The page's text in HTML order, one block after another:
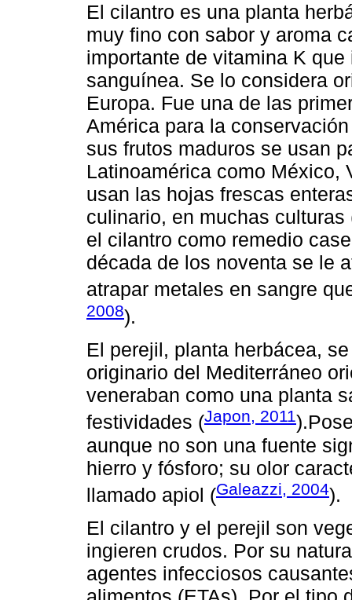
El cilantro es una planta
muy fino con sabor y aroma
importante de vitamina K
sanguínea. Se lo considera
Europa. Fue una de las
América para la
sus frutos maduros se usan
Latinoamérica como México,
usan las hojas frescas
culinario, en muchas
el cilantro como remedio
década de los noventa se le
atrapar metales en sangre
2008).
El perejil, planta herbácea,
originario del Mediterráneo
veneraban como una planta
festividades (Japon, 2011
aunque no son una fuente
hierro y fósforo; su olor
llamado apiol (Galeazzi, 2004).
El cilantro y el perejil son
ingieren crudos. Por su
agentes infecciosos